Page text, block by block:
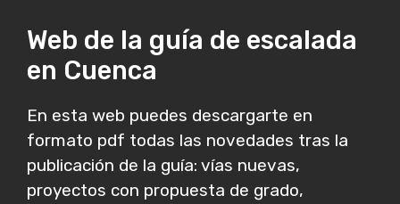
Web de la guía de escalada
en Cuenca
En esta web puedes descargarte en
formato pdf todas las novedades tras la
publicación de la guía: vías nuevas,
proyectos con propuesta de grado,